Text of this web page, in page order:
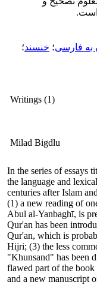
به فارسی؛ خنسند؛
Writings (1)
Milad Bigdlu
In the series of essays
the language and
centuries after Islam
(1) a new reading of
Abul al-Yanbaghī, is
Qur'an has been
Qur'an, which is
Hijri; (3) the less
"Khunsand" has been
flawed part of the book
and a new manuscript